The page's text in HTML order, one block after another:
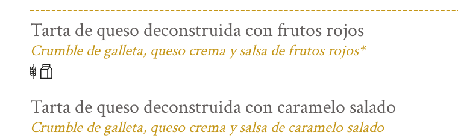
Tarta de queso deconstruida con frutos rojos
Crumble de galleta, queso crema y salsa de frutos rojos*
Tarta de queso deconstruida con caramelo salado
Crumble de galleta, queso crema y salsa de caramelo salado